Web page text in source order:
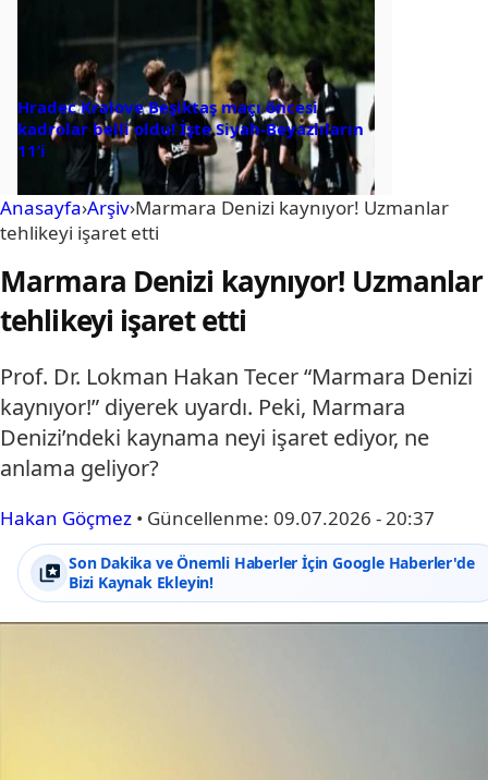
Hradec Kralove Beşiktaş maçı öncesi
kadrolar belli oldu! İşte Siyah-Beyazlıların
11’i
Anasayfa›Arşiv›Marmara Denizi kaynıyor! Uzmanlar
tehlikeyi işaret etti
Marmara Denizi kaynıyor! Uzmanlar
tehlikeyi işaret etti
Prof. Dr. Lokman Hakan Tecer “Marmara Denizi
kaynıyor!” diyerek uyardı. Peki, Marmara
Denizi’ndeki kaynama neyi işaret ediyor, ne
anlama geliyor?
Hakan Göçmez • Güncellenme: 09.07.2026 - 20:37
Son Dakika ve Önemli Haberler İçin Google Haberler'de
Bizi Kaynak Ekleyin!